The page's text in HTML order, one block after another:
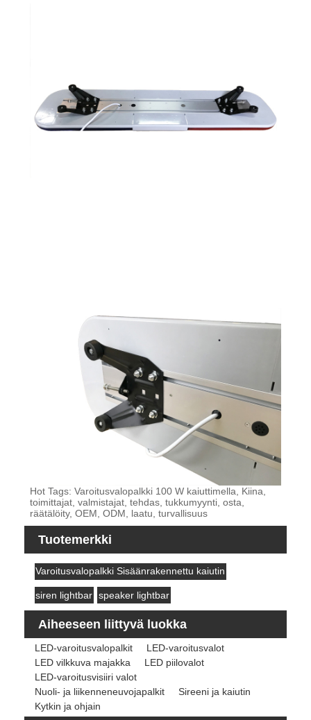
Hot Tags: Varoitusvalopalkki 100 W kaiuttimella, Kiina,
toimittajat, valmistajat, tehdas, tukkumyynti, osta,
räätälöity, OEM, ODM, laatu, turvallisuus
Tuotemerkki
Varoitusvalopalkki Sisäänrakennettu kaiutin
siren lightbar speaker lightbar
Aiheeseen liittyvä luokka
LED-varoitusvalopalkit
LED-varoitusvalot
LED vilkkuva majakka
LED piilovalot
LED-varoitusvisiiri valot
Nuoli- ja liikenneneuvojapalkit
Sireeni ja kaiutin
Kytkin ja ohjain